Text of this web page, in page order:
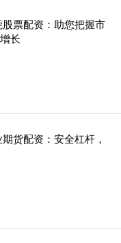
票配资：助您把握市
长
货配资：安全杠杆，